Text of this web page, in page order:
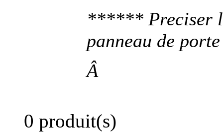
****** Preciser
panneau de
Â
0 produit(s)